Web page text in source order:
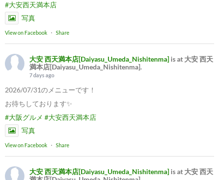
#大安西天満本店
写真
View on Facebook · Share
大安 西天満本店[Daiyasu_Umeda_Nishitenma] is at 大安 西天
満本店[Daiyasu_Umeda_Nishitenma].
7 days ago
2026/07/31のメニューです！
お待ちしております✨
#大阪グルメ #大安西天満本店
写真
View on Facebook · Share
大安 西天満本店[Daiyasu_Umeda_Nishitenma] is at 大安 西天